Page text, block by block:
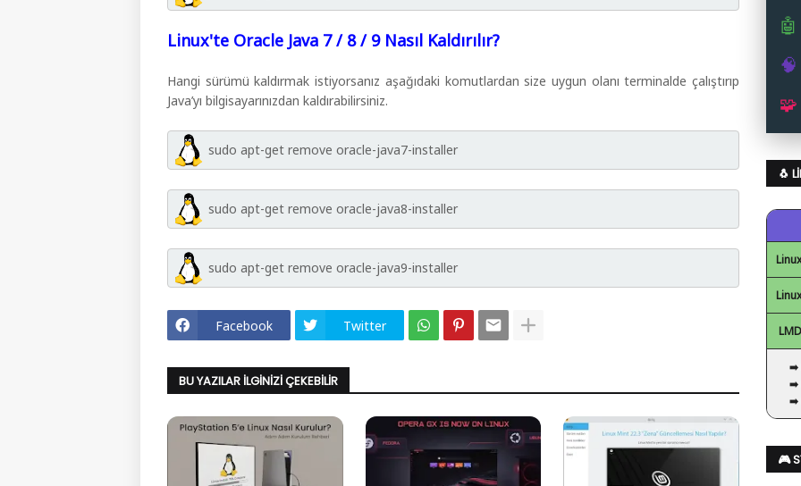
Linux'te Oracle Java 7 / 8 / 9 Nasıl Kaldırılır?
Hangi sürümü kaldırmak istiyorsanız aşağıdaki komutlardan size uygun olanı terminalde çalıştırıp
Java’yı bilgisayarınızdan kaldırabilirsiniz.
sudo apt-get remove oracle-java7-installer
sudo apt-get remove oracle-java8-installer
sudo apt-get remove oracle-java9-installer
Facebook Twitter
BU YAZILAR İLGINIZI ÇEKEBILIR
🤖
🧠
🧩
🐧
➡️
➡️
➡️
🎮